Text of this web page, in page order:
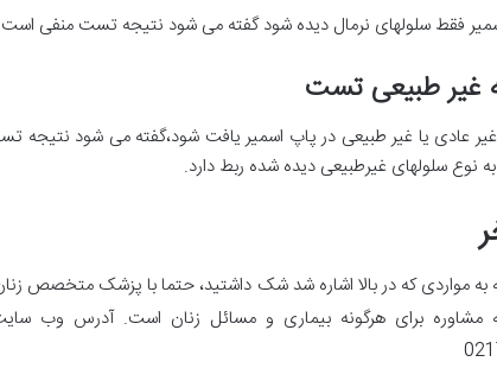
فقط سلولهای نرمال دیده شود گفته می شود نتیجه تست منفی است
غیر عادی یا غیر طبیعی در پاپ اسمیر یافت شود،گفته می شود
نوع سلولهای غیرطبیعی دیده شده ربط دارد.
به مواردی که در بالا اشاره شد شک داشتید، حتما با پزشک متخصص
مشاوره برای هرگونه بیماری و مسائل زنان است. آدرس وب